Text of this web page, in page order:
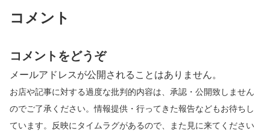
コメント
コメントをどうぞ
メールアドレスが公開されることはありません。
お店や記事に対する過度な批判的内容は、承認・公開致しません
のでご了承ください。情報提供・行ってきた報告などもお待ちし
ています。反映にタイムラグがあるので、また見に来てください